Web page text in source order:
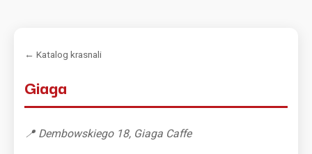
← Katalog krasnali
Giaga
📍 Dembowskiego 18, Giaga Caffe